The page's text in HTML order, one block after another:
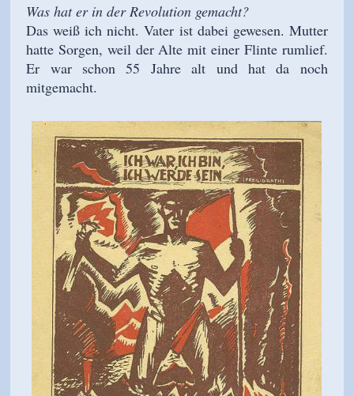
Was hat er in der Revolution gemacht?
Das weiß ich nicht. Vater ist dabei gewesen. Mutter
hatte Sorgen, weil der Alte mit einer Flinte rumlief.
Er war schon 55 Jahre alt und hat da noch
mitgemacht.